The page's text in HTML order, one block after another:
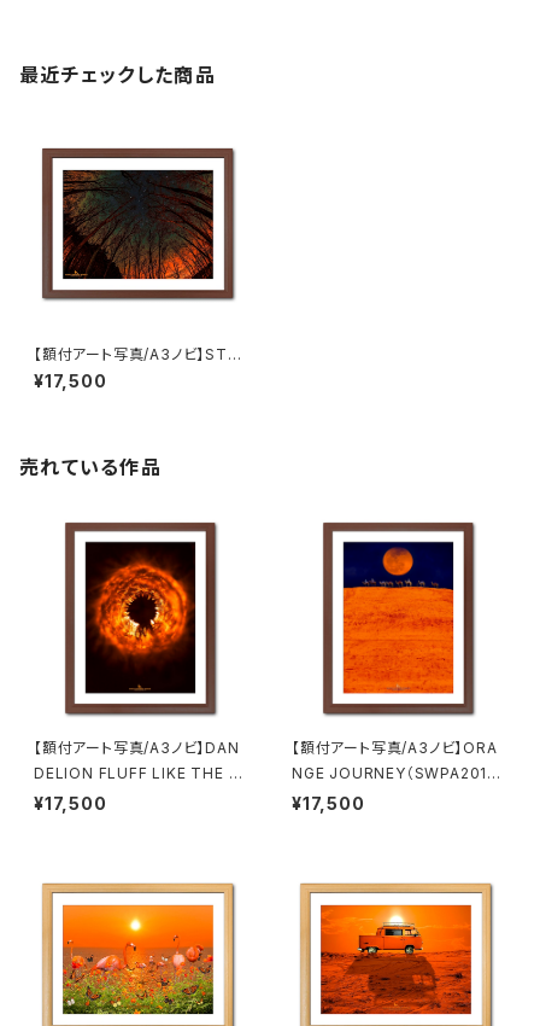
最近チェックした商品
【額付アート写真/A3ノビ】STA
RRY SKY SURROUNDED BY
ORANGES（オレンジに囲まれ
¥17,500
売れている作品
【額付アート写真/A3ノビ】DAN
DELION FLUFF LIKE THE S
UN（太陽のようなタンポポの綿
¥17,500
【額付アート写真/A3ノビ】ORA
NGE JOURNEY（SWPA2016
受賞作品）
¥17,500